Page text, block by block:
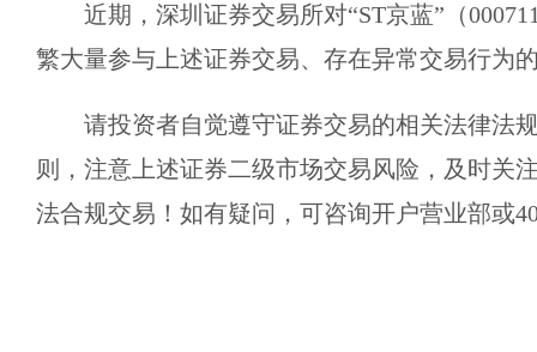
近期，深圳证券交易所对“ST京蓝”（
繁大量参与上述证券交易、存在异常交易行为
请投资者自觉遵守证券交易的相关法律法
则，注意上述证券二级市场交易风险，及时关
法合规交易！如有疑问，可咨询开户营业部或